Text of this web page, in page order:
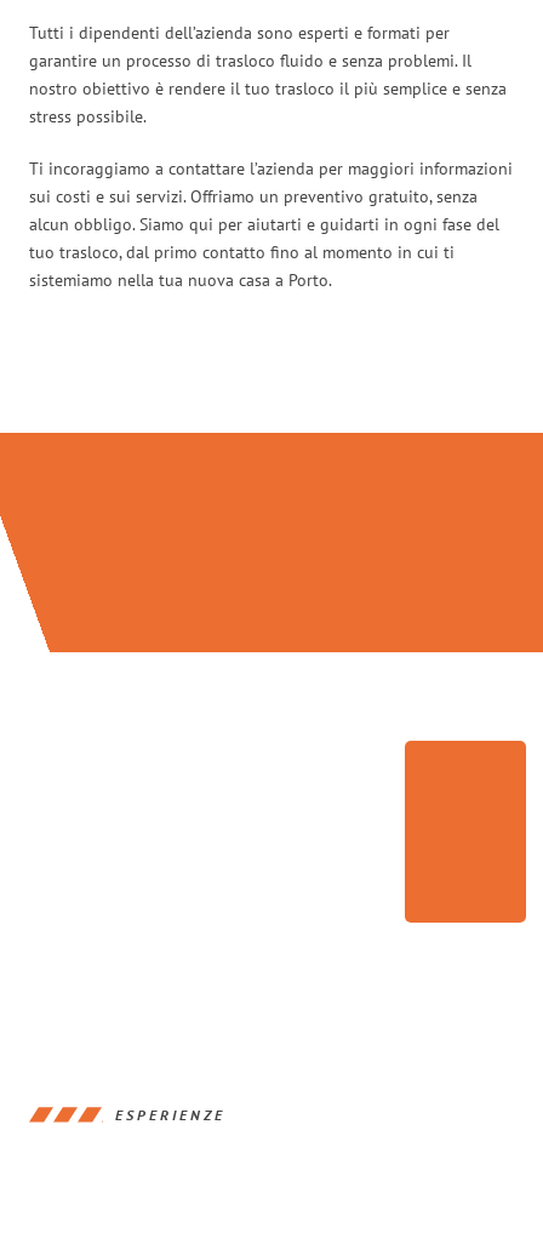
Tutti i dipendenti dell’azienda sono esperti e formati per
garantire un processo di trasloco fluido e senza problemi. Il
nostro obiettivo è rendere il tuo trasloco il più semplice e senza
stress possibile.
Ti incoraggiamo a contattare l’azienda per maggiori informazioni
sui costi e sui servizi. Offriamo un preventivo gratuito, senza
alcun obbligo. Siamo qui per aiutarti e guidarti in ogni fase del
tuo trasloco, dal primo contatto fino al momento in cui ti
sistemiamo nella tua nuova casa a Porto.
ESPERIENZE